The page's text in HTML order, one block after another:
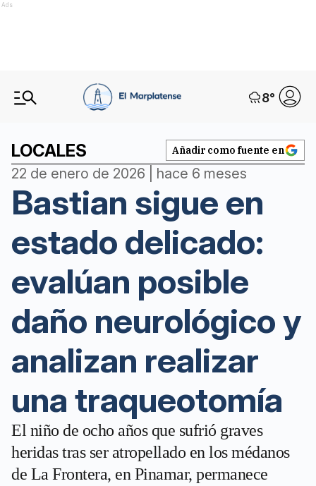
Ads
8°
LOCALES Añadir como fuente en
22 de enero de 2026 | hace 6 meses
Bastian sigue en
estado delicado:
evalúan posible
daño neurológico y
analizan realizar
una traqueotomía
El niño de ocho años que sufrió graves
heridas tras ser atropellado en los médanos
de La Frontera, en Pinamar, permanece